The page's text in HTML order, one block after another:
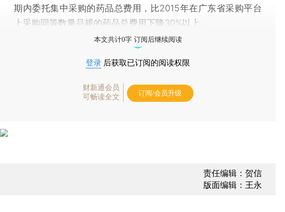
期内委托集中采购的药品总费用，比2015年在广东省采购平台
上采购同等数量品规的药品总费用下降30%以上。
本文共计0字 订阅后继续阅读
登录 后获取已订阅的阅读权限
财新通会员
可畅读全文
订阅/会员升级
责任编辑：贺信
版面编辑：王永